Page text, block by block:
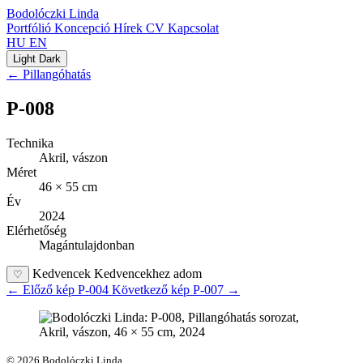
Bodolóczki Linda
Portfólió Koncepció Hírek CV Kapcsolat
HU EN
Light Dark
← Pillangóhatás
P-008
Technika
Akril, vászon
Méret
46 × 55 cm
Év
2024
Elérhetőség
Magántulajdonban
♡ Kedvencek Kedvencekhez adom
← Előző kép P-004 Következő kép P-007 →
© 2026 Bodolóczki Linda